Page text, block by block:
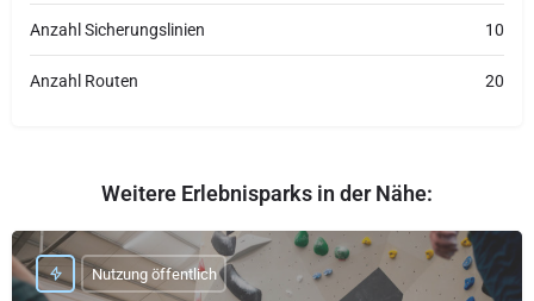
Anzahl Sicherungslinien 10
Anzahl Routen 20
Weitere Erlebnisparks in der Nähe:
Nutzung öffentlich